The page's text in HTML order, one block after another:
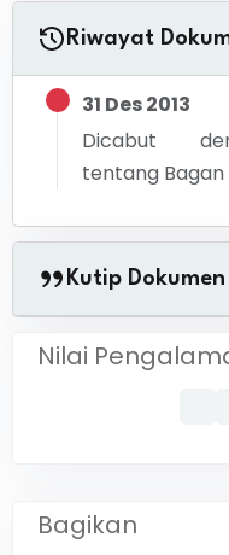
Riwayat
31 Des 2013
Dicabut
tentang
Kutip
Nilai
Bagikan